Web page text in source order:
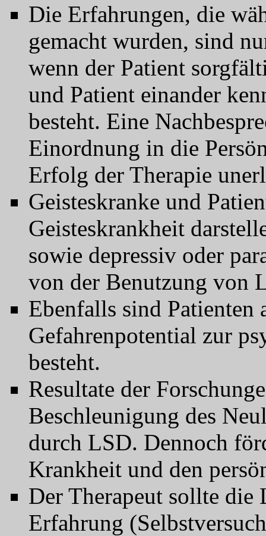
Die Erfahrungen, die
gemacht wurden, sind
wenn der Patient
und Patient einander
besteht. Eine
Einordnung in die
Erfolg der Therapie
Geisteskranke und
Geisteskrankheit
sowie depressiv oder
von der Benutzung von
Ebenfalls sind Patienten
Gefahrenpotential zur
besteht.
Resultate der
Beschleunigung des
durch LSD. Dennoch
Krankheit und den
Der Therapeut sollte die
Erfahrung